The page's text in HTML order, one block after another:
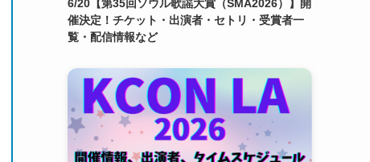
6/20【第35回ソウル歌謡大賞（SMA2026）】開
催決定！チケット・出演者・セトリ・受賞者一
覧・配信情報など